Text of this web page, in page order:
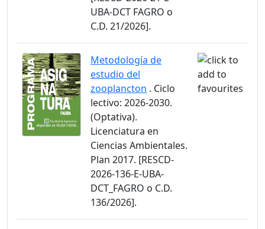
UBA-DCT FAGRO o
C.D. 21/2026].
Metodología de
estudio del
zooplancton . Ciclo
lectivo: 2026-2030.
(Optativa).
Licenciatura en
Ciencias Ambientales.
Plan 2017. [RESCD-
2026-136-E-UBA-
DCT_FAGRO o C.D.
136/2026].